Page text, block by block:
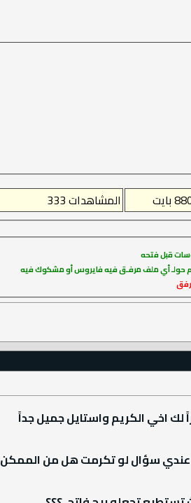
قبل فتحه
حولـ أي ملف مرفـق فيه فايروس أو مشكوك فيه
لك اخي الكريم واستايل جميل جداً
سؤال لو تكرمت هل من